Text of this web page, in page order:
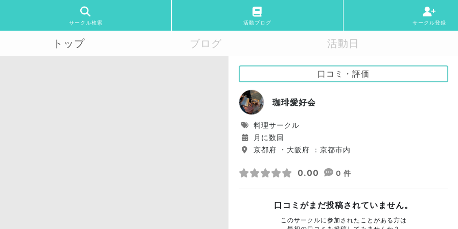
サークル検索 活動ブログ サークル登録
トップ ブログ 活動日
口コミ・評価
珈琲愛好会
料理サークル
月に数回
京都府 ・大阪府 ：京都市内
0.00 0 件
口コミがまだ投稿されていません。
このサークルに参加されたことがある方は